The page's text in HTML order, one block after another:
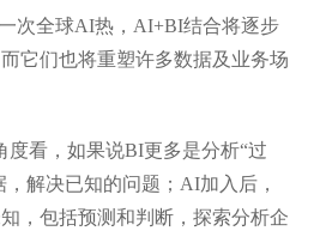
次全球AI热，AI+BI结合将逐步
它们也将重塑许多数据及业务场
度看，如果说BI更多是分析“过
，解决已知的问题；AI加入后，
，包括预测和判断，探索分析企